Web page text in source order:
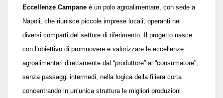
Eccellenze Campane è un polo agroalimentare, con sede a
Napoli, che riunisce piccole imprese locali, operanti nei
diversi comparti del settore di riferimento. Il progetto nasce
con l ’obiettivo di promuovere e valorizzare le eccellenze
agroalimentari direttamente dal “produttore” al “consumatore”,
senza passaggi intermedi, nella logica della filiera corta
concentrando in un’unica struttura le migliori produzioni